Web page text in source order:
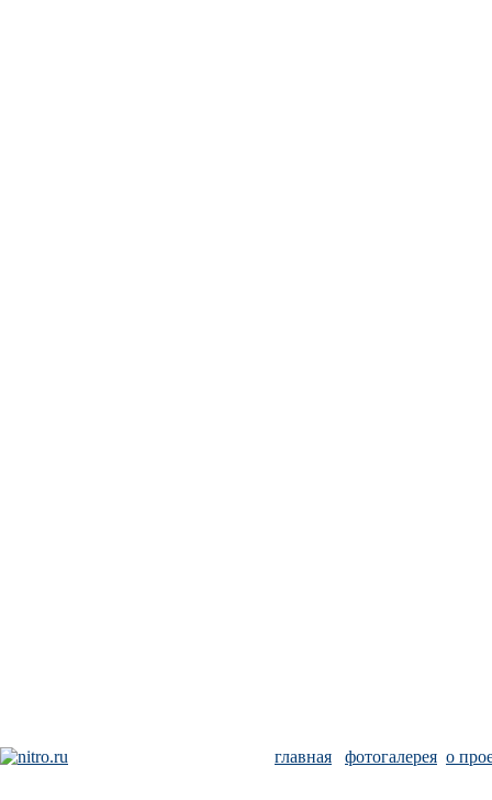
главная фотогалерея о